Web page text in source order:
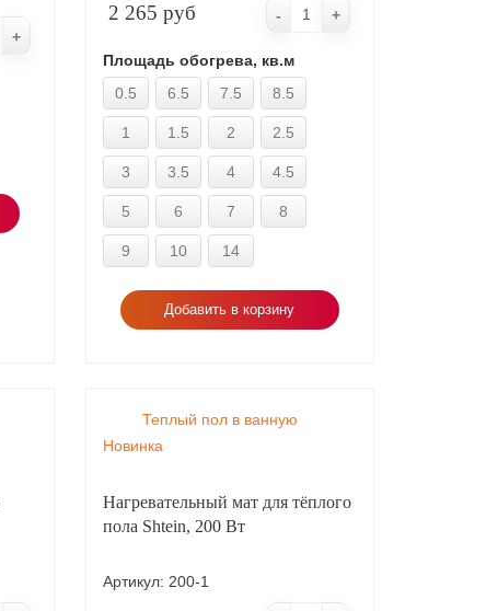
+
2 265 руб
Площадь обогрева, кв.м
0.5
6.5 7.5 8.5
1 1.5 2 2.5
3 3.5 4 4.5
5 6 7 8
9 10 14
- +
Добавить в корзину
Теплый пол в ванную
Новинка
Нагревательный мат для тёплого
пола Shtein, 200 Вт
Артикул: 200-1